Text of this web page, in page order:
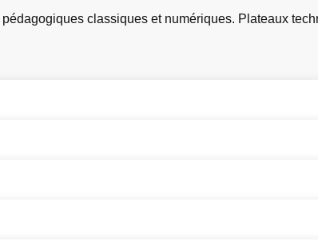
classiques et numériques. Plateaux